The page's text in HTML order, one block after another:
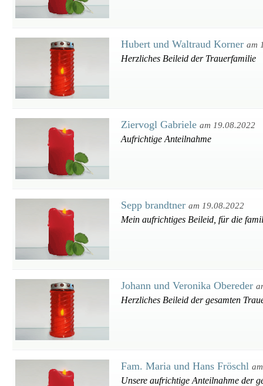
Hubert und Waltraud Korner am
Herzliches Beileid der Trauerfamilie
Ziervogl Gabriele am 19.08.2022
Aufrichtige Anteilnahme
Sepp brandtner am 19.08.2022
Mein aufrichtiges Beileid, für die
Johann und Veronika Obereder
Herzliches Beileid der gesamten
Fam. Maria und Hans Fröschl
Unsere aufrichtige Anteilnahme der